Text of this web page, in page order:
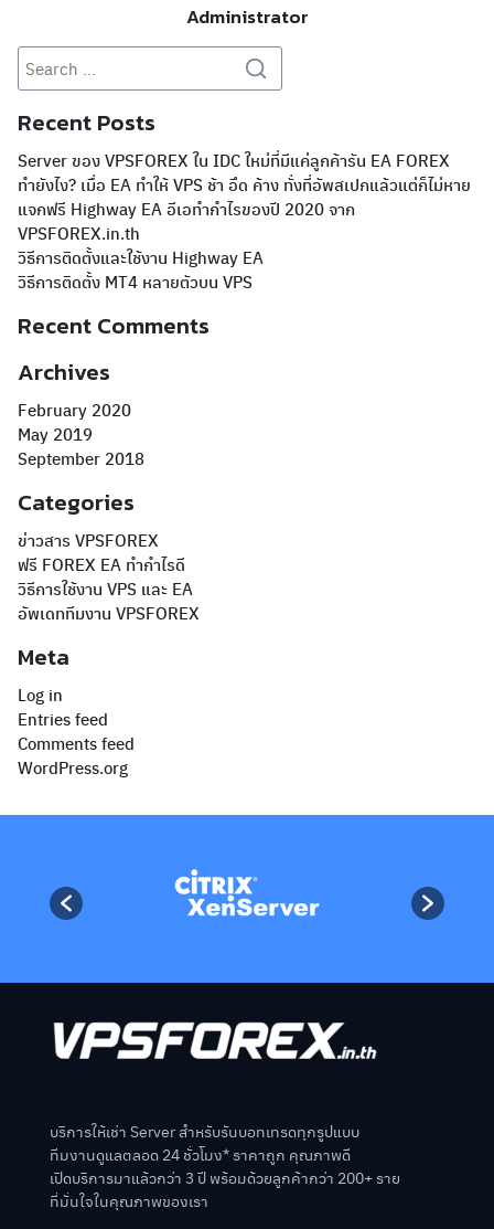
Administrator
Search
for:
Search
Recent Posts
Server ของ VPSFOREX ใน IDC ใหม่ที่มีแค่ลูกค้ารัน EA FOREX
ทำยังไง? เมื่อ EA ทำให้ VPS ช้า อึด ค้าง ทั่งที่อัพสเปกแล้วแต่ก็ไม่หาย
แจกฟรี Highway EA อีเอทำกำไรของปี 2020 จาก
VPSFOREX.in.th
วิธีการติดตั้งและใช้งาน Highway EA
วิธีการติดตั้ง MT4 หลายตัวบน VPS
Recent Comments
Archives
February 2020
May 2019
September 2018
Categories
ข่าวสาร VPSFOREX
ฟรี FOREX EA ทำกำไรดี
วิธีการใช้งาน VPS และ EA
อัพเดททีมงาน VPSFOREX
Meta
Log in
Entries feed
Comments feed
WordPress.org
บริการให้เช่า Server สำหรับรันบอทเทรดทุกรูปแบบ
ทีมงานดูแลตลอด 24 ชั่วโมง* ราคาถูก คุณภาพดี
เปิดบริการมาแล้วกว่า 3 ปี พร้อมด้วยลูกค้ากว่า 200+ ราย
ที่มั่นใจในคุณภาพของเรา